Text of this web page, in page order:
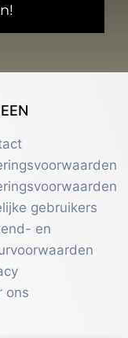
gebruikers
en
ons